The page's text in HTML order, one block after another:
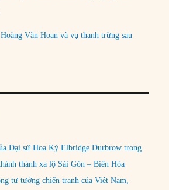
Văn Hoan và vụ thanh trừng sau
Đại sứ Hoa Kỳ Elbridge Durbrow trong
thành xa lộ Sài Gòn – Biên Hòa
tư tưởng chiến tranh của Việt Nam,